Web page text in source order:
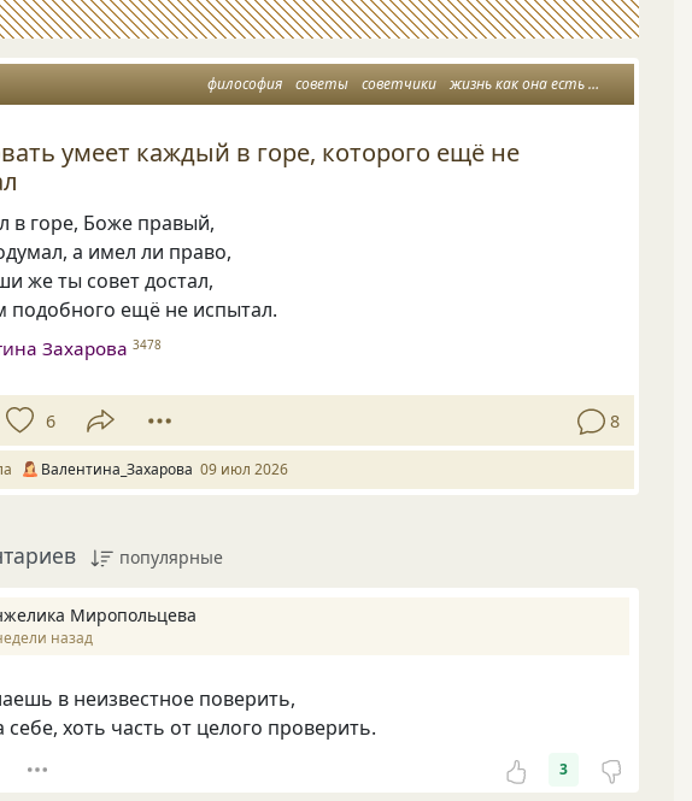
философия советы советчики жизнь как она есть мысли вслух
умеет каждый в горе, которого ещё не
в горе, Боже правый,
а имел ли право,
же ты совет достал,
подобного ещё не испытал.
Захарова 3478
6 8
Валентина_Захарова 09 июл 2026
популярные
Миропольцева
назад
в неизвестное поверить,
хоть часть от целого проверить.
3